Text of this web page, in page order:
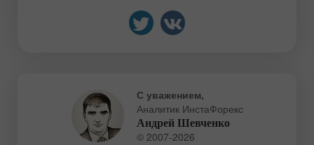
С уважением,
Аналитик ИнстаФорекс
Андрей Шевченко
© 2007-2026